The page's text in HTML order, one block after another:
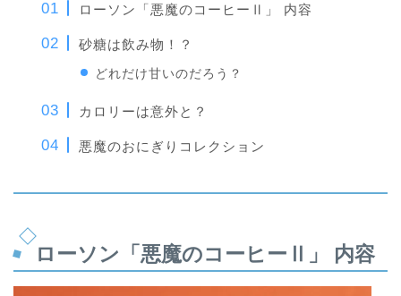
ローソン「悪魔のコーヒーⅡ」 内容
砂糖は飲み物！？
どれだけ甘いのだろう？
カロリーは意外と？
悪魔のおにぎりコレクション
ローソン「悪魔のコーヒーⅡ」 内容